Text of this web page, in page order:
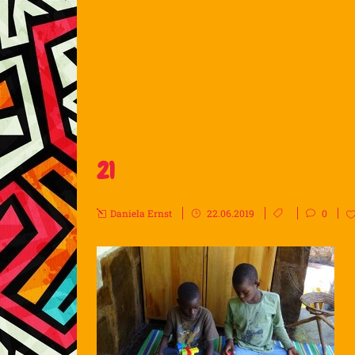
21
Daniela Ernst 22.06.2019 0